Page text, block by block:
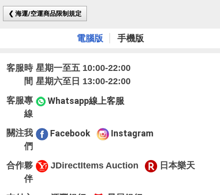
❮ 海運/空運商品限制規定
電腦版 手機版
客服時
間
星期一至五 10:00-22:00
星期六至日 13:00-22:00
客服專
線
Whatsapp線上客服
關注我
們
Facebook Instagram
合作夥
伴
JDirectItems Auction 日本樂天